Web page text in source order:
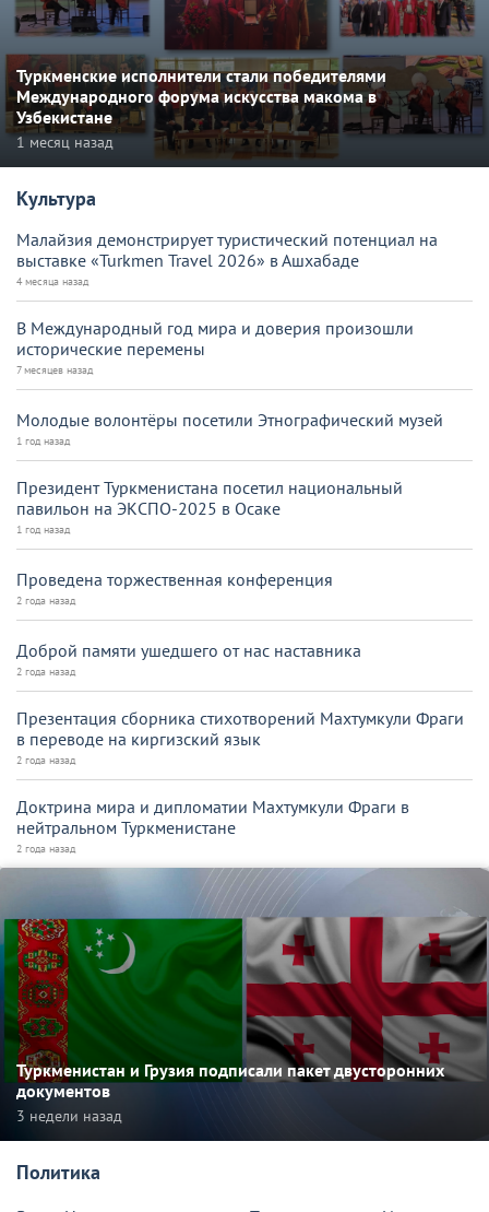
Туркменские исполнители стали победителями
Международного форума искусства макома в
Узбекистане
1 месяц назад
Культура
Малайзия демонстрирует туристический потенциал на
выставке «Turkmen Travel 2026» в Ашхабаде
4 месяца назад
В Международный год мира и доверия произошли
исторические перемены
7 месяцев назад
Молодые волонтёры посетили Этнографический музей
1 год назад
Президент Туркменистана посетил национальный
павильон на ЭКСПО-2025 в Осаке
1 год назад
Проведена торжественная конференция
2 года назад
Доброй памяти ушедшего от нас наставника
2 года назад
Презентация сборника стихотворений Махтумкули Фраги
в переводе на киргизский язык
2 года назад
Доктрина мира и дипломатии Махтумкули Фраги в
нейтральном Туркменистане
2 года назад
Туркменистан и Грузия подписали пакет двусторонних
документов
3 недели назад
Политика